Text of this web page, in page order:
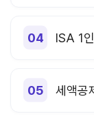
ISA 1
세액공